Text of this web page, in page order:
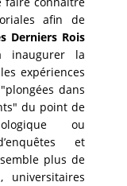
afin de
Derniers Rois
inaugurer la
expériences
dans
du point de
ou
et
plus de
universitaires